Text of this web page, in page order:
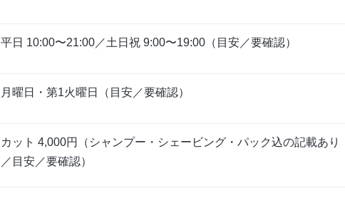
平日 10:00〜21:00／土日祝 9:00〜19:00（目安／要確認）
月曜日・第1火曜日（目安／要確認）
カット 4,000円（シャンプー・シェービング・パック込の記載あり
／目安／要確認）